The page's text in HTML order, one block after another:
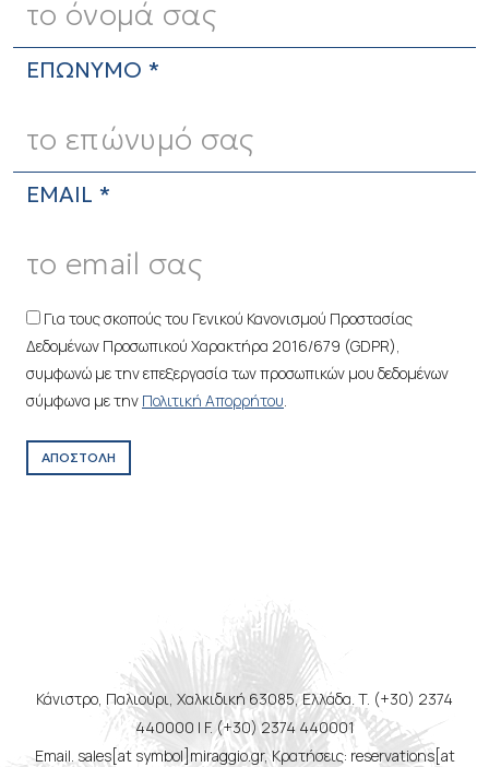
ΕΠΩΝΥΜΟ *
EMAIL *
Για τους σκοπούς του Γενικού Κανονισμού Προστασίας
Δεδομένων Προσωπικού Χαρακτήρα 2016/679 (GDPR),
συμφωνώ με την επεξεργασία των προσωπικών μου δεδομένων
σύμφωνα με την Πολιτική Απορρήτου.
ΑΠΟΣΤΟΛΗ
Κάνιστρο, Παλιούρι, Χαλκιδική 63085, Ελλάδα. T. (+30) 2374
440000 | F. (+30) 2374 440001
Email. sales[at symbol]miraggio.gr, Κρατήσεις: reservations[at